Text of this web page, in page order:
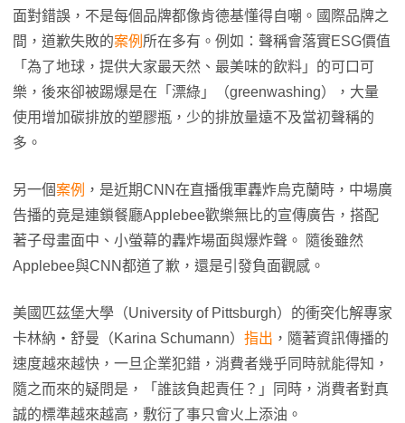
面對錯誤，不是每個品牌都像肯德基懂得自嘲。國際品牌之
間，道歉失敗的案例 所在多有。例如：聲稱會落實ESG價值
「為了地球，提供大家最天然、最美味的飲料」的可口可
樂，後來卻被踢爆是在「漂綠」（greenwashing），大量
使用增加碳排放的塑膠瓶，少的排放量遠不及當初聲稱的
多。
另一個案例 ，是近期CNN在直播俄軍轟炸烏克蘭時，中場廣
告播的竟是連鎖餐廳Applebee歡樂無比的宣傳廣告，搭配
著子母畫面中、小螢幕的轟炸場面與爆炸聲。 隨後雖然
Applebee與CNN都道了歉，還是引發負面觀感。
美國匹茲堡大學（University of Pittsburgh）的衝突化解專家
卡林納・舒曼（Karina Schumann） 指出 ，隨著資訊傳播的
速度越來越快，一旦企業犯錯，消費者幾乎同時就能得知，
隨之而來的疑問是，「誰該負起責任？」同時，消費者對真
誠的標準越來越高，敷衍了事只會火上添油。